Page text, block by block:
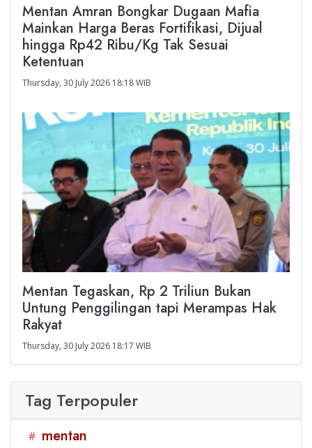
Mentan Amran Bongkar Dugaan Mafia
Mainkan Harga Beras Fortifikasi, Dijual
hingga Rp42 Ribu/Kg Tak Sesuai
Ketentuan
Thursday, 30 July 2026 18:18 WIB
Mentan Tegaskan, Rp 2 Triliun Bukan
Untung Penggilingan tapi Merampas Hak
Rakyat
Thursday, 30 July 2026 18:17 WIB
Tag Terpopuler
# mentan